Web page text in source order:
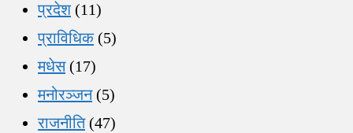
प्रदेश(11)
प्राविधिक(5)
मधेस(17)
मनोरञ्जन(5)
राजनीति(47)